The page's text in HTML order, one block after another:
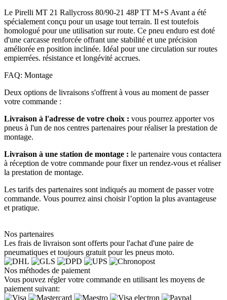
Le Pirelli MT 21 Rallycross 80/90-21 48P TT M+S Avant a été
spécialement conçu pour un usage tout terrain. Il est toutefois
homologué pour une utilisation sur route. Ce pneu enduro est doté
d'une carcasse renforcée offrant une stabilité et une précision
améliorée en position inclinée. Idéal pour une circulation sur routes
empierrées. résistance et longévité accrues.
FAQ: Montage
Deux options de livraisons s'offrent à vous au moment de passer
votre commande :
Livraison à l'adresse de votre choix : vous pourrez apporter vos
pneus à l'un de nos centres partenaires pour réaliser la prestation de
montage.
Livraison à une station de montage : le partenaire vous contactera
à réception de votre commande pour fixer un rendez-vous et réaliser
la prestation de montage.
Les tarifs des partenaires sont indiqués au moment de passer votre
commande. Vous pourrez ainsi choisir l’option la plus avantageuse
et pratique.
Nos partenaires
Les frais de livraison sont offerts pour l'achat d'une paire de
pneumatiques et toujours gratuit pour les pneus moto.
Nos méthodes de paiement
Vous pouvez régler votre commande en utilisant les moyens de
paiement suivant: